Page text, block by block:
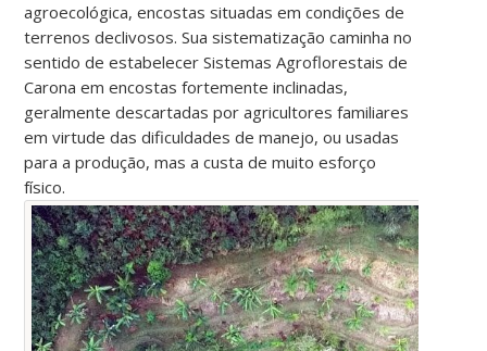
agroecológica, encostas situadas em condições de
terrenos declivosos. Sua sistematização caminha no
sentido de estabelecer Sistemas Agroflorestais de
Carona em encostas fortemente inclinadas,
geralmente descartadas por agricultores familiares
em virtude das dificuldades de manejo, ou usadas
para a produção, mas a custa de muito esforço
físico.